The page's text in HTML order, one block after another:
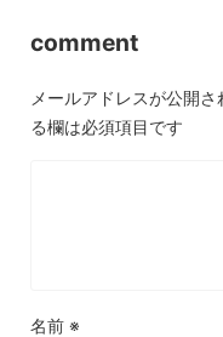
comment
メールアドレスが公開さ
る欄は必須項目です
名前 ※